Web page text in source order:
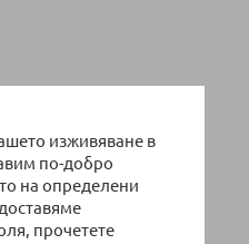
изживяване в
по-добро
на определени
прочетете